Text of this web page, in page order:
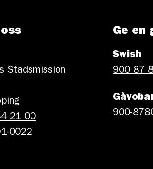
Stadsmission
21 00
0022
Ge en
Swish
900 87
900-